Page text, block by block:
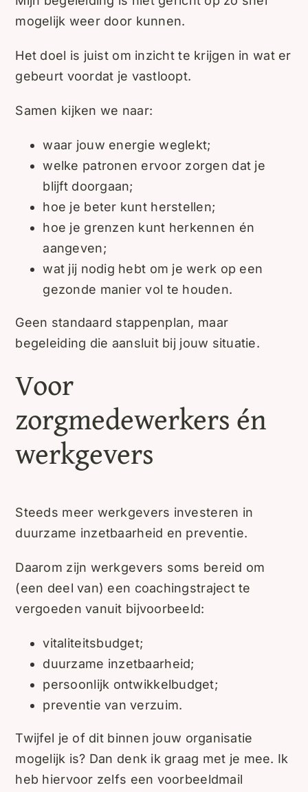
mogelijk weer door kunnen.
Het doel is juist om inzicht te krijgen in wat er
gebeurt voordat je vastloopt.
Samen kijken we naar:
waar jouw energie weglekt;
welke patronen ervoor zorgen dat je
blijft doorgaan;
hoe je beter kunt herstellen;
hoe je grenzen kunt herkennen én
aangeven;
wat jij nodig hebt om je werk op een
gezonde manier vol te houden.
Geen standaard stappenplan, maar
begeleiding die aansluit bij jouw situatie.
Voor
zorgmedewerkers én
werkgevers
Steeds meer werkgevers investeren in
duurzame inzetbaarheid en preventie.
Daarom zijn werkgevers soms bereid om
(een deel van) een coachingstraject te
vergoeden vanuit bijvoorbeeld:
vitaliteitsbudget;
duurzame inzetbaarheid;
persoonlijk ontwikkelbudget;
preventie van verzuim.
Twijfel je of dit binnen jouw organisatie
mogelijk is? Dan denk ik graag met je mee. Ik
heb hiervoor zelfs een voorbeeldmail